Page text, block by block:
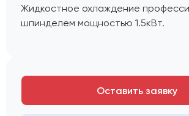
Жидкостное охлаждение
шпинделем мощностью 1.5кВт.
Оставить заявку